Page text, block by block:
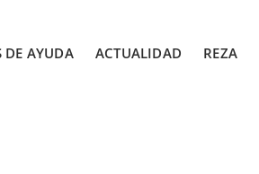
DE AYUDA ACTUALIDAD REZA